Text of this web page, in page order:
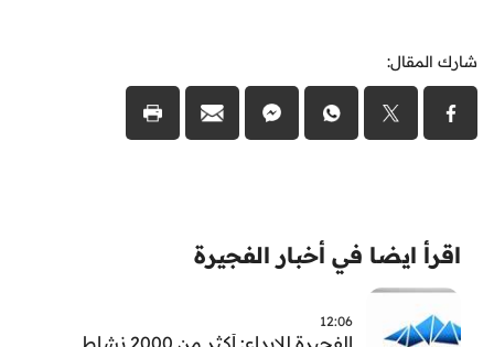
شارك المقال:
اقرأ ايضا في أخبار الفجيرة
12:06
الفجيرة للإبداع: أكثر من 2000 نشاط